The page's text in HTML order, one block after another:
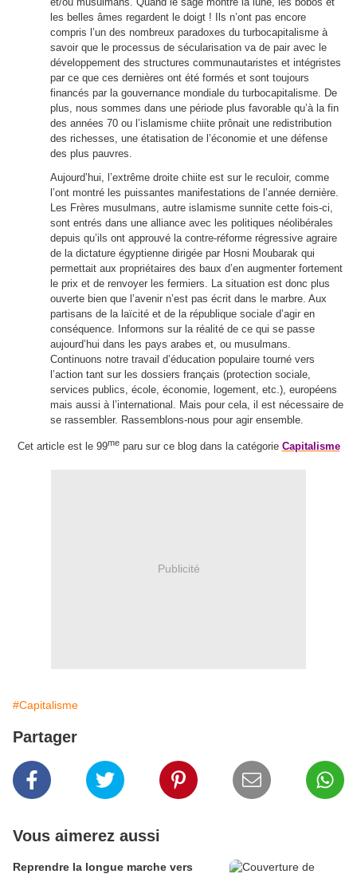
les belles âmes regardent le doigt ! Ils n’ont pas encore
compris l’un des nombreux paradoxes du turbocapitalisme à
savoir que le processus de sécularisation va de pair avec le
développement des structures communautaristes et intégristes
par ce que ces dernières ont été formés et sont toujours
financés par la gouvernance mondiale du turbocapitalisme. De
plus, nous sommes dans une période plus favorable qu’à la fin
des années 70 ou l’islamisme chiite prônait une redistribution
des richesses, une étatisation de l’économie et une défense
des plus pauvres.
Aujourd’hui, l’extrême droite chiite est sur le reculoir, comme
l’ont montré les puissantes manifestations de l’année dernière.
Les Frères musulmans, autre islamisme sunnite cette fois-ci,
sont entrés dans une alliance avec les politiques néolibérales
depuis qu’ils ont approuvé la contre-réforme régressive agraire
de la dictature égyptienne dirigée par Hosni Moubarak qui
permettait aux propriétaires des baux d’en augmenter fortement
le prix et de renvoyer les fermiers. La situation est donc plus
ouverte bien que l’avenir n’est pas écrit dans le marbre. Aux
partisans de la laïcité et de la république sociale d’agir en
conséquence. Informons sur la réalité de ce qui se passe
aujourd’hui dans les pays arabes et, ou musulmans.
Continuons notre travail d’éducation populaire tourné vers
l’action tant sur les dossiers français (protection sociale,
services publics, école, économie, logement, etc.), européens
mais aussi à l’international. Mais pour cela, il est nécessaire de
se rassembler. Rassemblons-nous pour agir ensemble.
Cet article est le 99meparu sur ce blog dans la catégorie Capitalisme
Publicité
#Capitalisme
Partager
Vous aimerez aussi
Reprendre la longue marche vers